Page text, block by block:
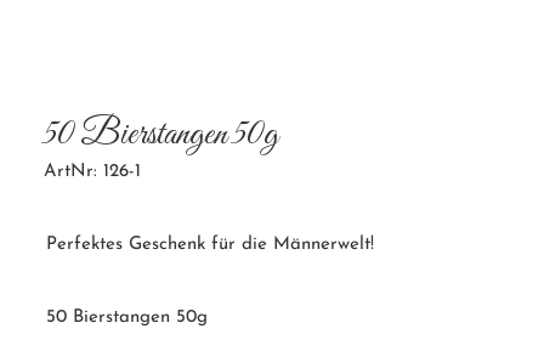
50 Bierstangen 50g
ArtNr: 126-1
Perfektes Geschenk für die Männerwelt!
50 Bierstangen 50g